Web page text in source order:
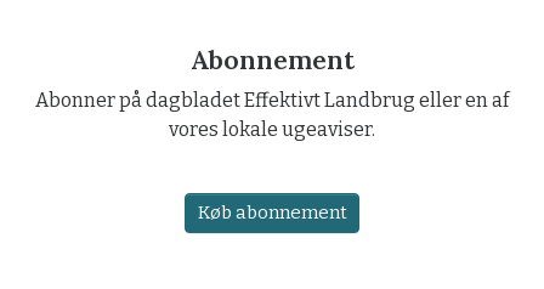
Abonnement
Abonner på dagbladet Effektivt Landbrug eller en af
vores lokale ugeaviser.
Køb abonnement